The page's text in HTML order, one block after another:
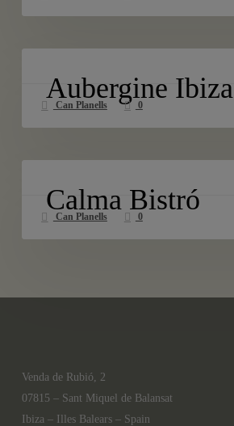
Aubergine Ibiza
Can Planells 0
BistróCalma Bistró
Can Planells 0
Venda de Rubió, 2
07815 – Sant Miquel de Balansat
Ibiza – Illes Balears – Spain